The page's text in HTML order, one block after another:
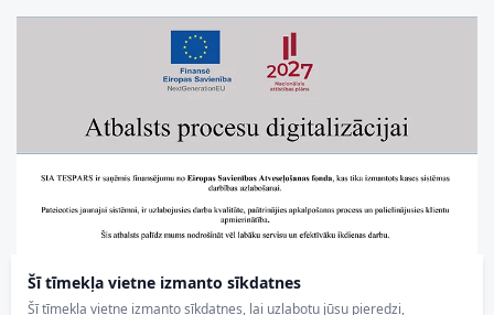
Šī tīmekļa vietne izmanto sīkdatnes
Šī tīmekļa vietne izmanto sīkdatnes, lai uzlabotu jūsu pieredzi,